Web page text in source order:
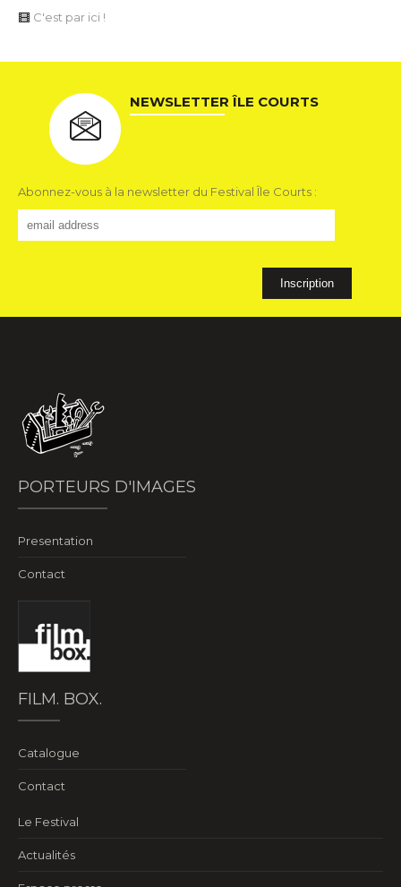
C'est par ici !
NEWSLETTER ÎLE COURTS
Abonnez-vous à la newsletter du Festival Île Courts :
PORTEURS D'IMAGES
Presentation
Contact
FILM. BOX.
Catalogue
Contact
Le Festival
Actualités